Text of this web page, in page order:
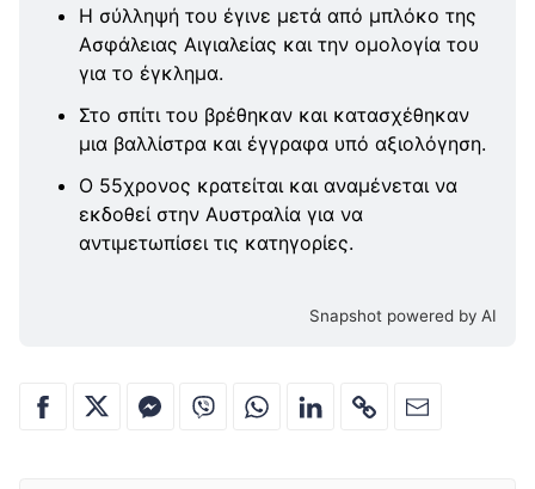
Η σύλληψή του έγινε μετά από μπλόκο της
Ασφάλειας Αιγιαλείας και την ομολογία του
για το έγκλημα.
Στο σπίτι του βρέθηκαν και κατασχέθηκαν
μια βαλλίστρα και έγγραφα υπό αξιολόγηση.
Ο 55χρονος κρατείται και αναμένεται να
εκδοθεί στην Αυστραλία για να
αντιμετωπίσει τις κατηγορίες.
Snapshot powered by AI